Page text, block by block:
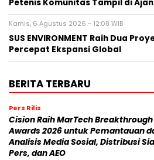
Petenis Komunitas Tampil di
Kamis, 6 Agustus 2026 - 12:08 WIB
SUS ENVIRONMENT Raih Dua
Percepat Ekspansi Global
BERITA TERBARU
Pers Rilis
Cision Raih MarTech Breakthrough
Awards 2026 untuk Pemantauan
Analisis Media Sosial, Distribusi
Pers, dan AEO